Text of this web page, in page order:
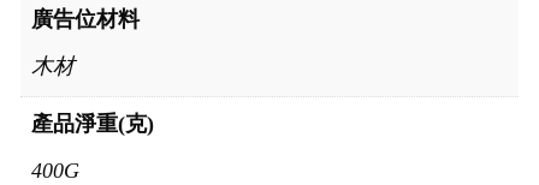
廣告位材料
木材
產品淨重(克)
400G